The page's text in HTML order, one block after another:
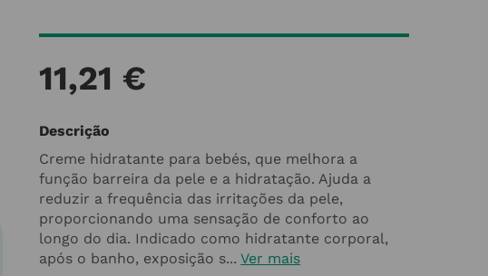
11,21 €
Descrição
Creme hidratante para bebés, que melhora a
função barreira da pele e a hidratação. Ajuda a
reduzir a frequência das irritações da pele,
proporcionando uma sensação de conforto ao
longo do dia. Indicado como hidratante corporal,
após o banho, exposição s... Ver mais